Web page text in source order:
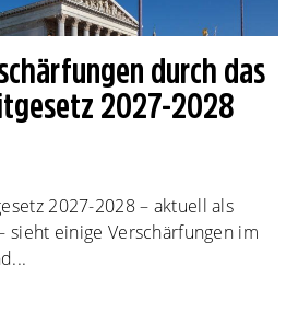
durch das
2027-2028
2027-2028 – aktuell als
sieht einige Verschärfungen im